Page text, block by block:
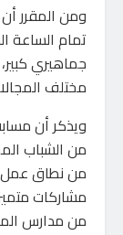
ومن المقرر
تمام الساعة
جماهيري
مختلف
ويذكر أن
من الشباب
من نطاق عمل
مشاركات
من مدارس